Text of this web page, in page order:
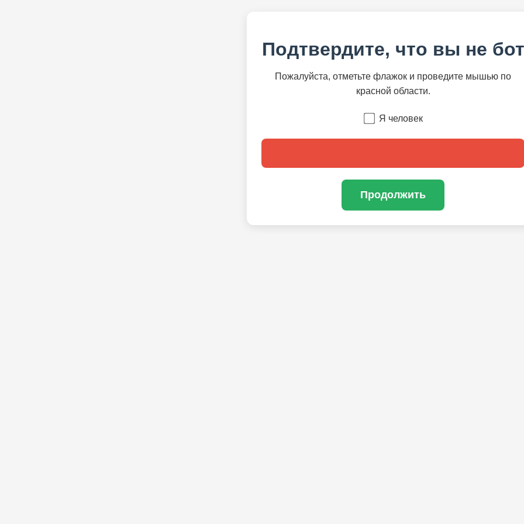
Подтвердите, что вы не бот
Пожалуйста, отметьте флажок и проведите мышью по
красной области.
Я человек
Продолжить